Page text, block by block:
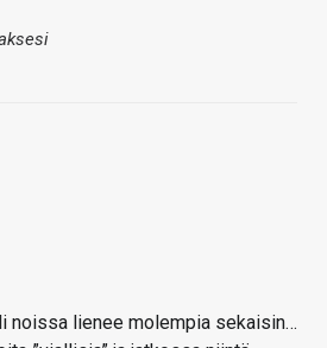
noissa lienee molempia sekaisin…